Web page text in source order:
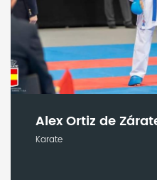
Alex Ortiz de
Karate